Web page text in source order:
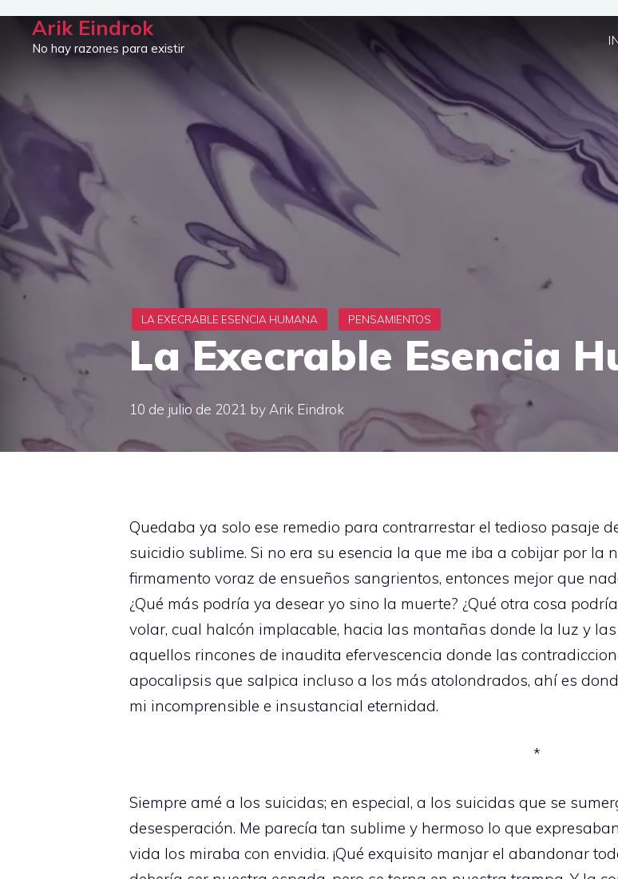
Saltar
contenido
Arik Eindrok
No hay razones para existir
La Execrable Esencia
10 de julio de 2021 by Arik Eindrok
Quedaba ya solo ese remedio para contrarrestar el tedioso pasaje
suicidio sublime. Si no era su esencia la que me iba a cobijar por la
firmamento voraz de ensueños sangrientos, entonces mejor que
¿Qué más podría ya desear yo sino la muerte? ¿Qué otra cosa
volar, cual halcón implacable, hacia las montañas donde la luz y
aquellos rincones de inaudita efervescencia donde las
apocalipsis que salpica incluso a los más atolondrados, ahí es
mi incomprensible e insustancial eternidad.
*
Siempre amé a los suicidas; en especial, a los suicidas que se
desesperación. Me parecía tan sublime y hermoso lo que
vida los miraba con envidia. ¡Qué exquisito manjar el abandonar